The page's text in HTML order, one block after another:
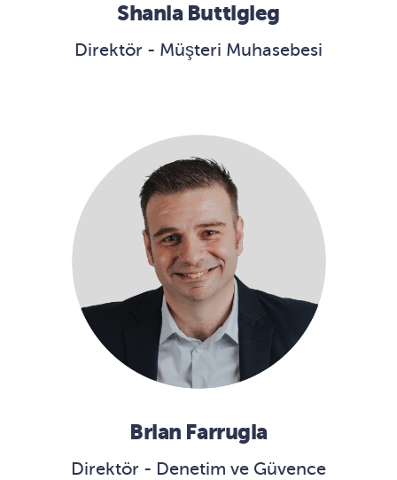
Shania Buttigieg
Direktör - Müşteri Muhasebesi
Brian Farrugia
Direktör - Denetim ve Güvence